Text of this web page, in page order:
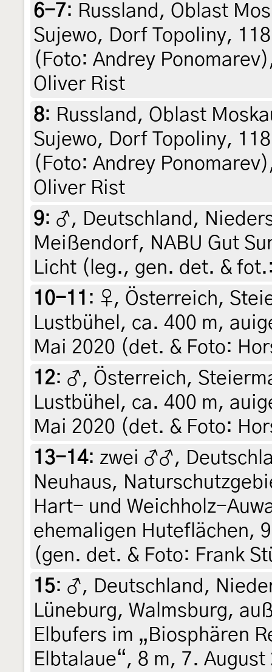
6-7: Russland, Oblast
Sujewo, Dorf Topoliny,
(Foto: Andrey
Oliver Rist
8: Russland, Oblast
Sujewo, Dorf Topoliny,
(Foto: Andrey
Oliver Rist
9: ♂, Deutschland,
Meißendorf, NABU Gut
Licht (leg., gen. det. &
10-11 : ♀, Österreich,
Lustbühel, ca. 400 m,
Mai 2020 (det. & Foto:
12: ♂, Österreich,
Lustbühel, ca. 400 m,
Mai 2020 (det. & Foto:
13-14: zwei ♂♂,
Neuhaus,
Hart- und Weichholz-
ehemaligen Huteflächen,
(gen. det. & Foto: Frank
15: ♂, Deutschland,
Lüneburg, Walmsburg,
Elbufers im „Biosphären
Elbtalaue“, 8 m, 7.